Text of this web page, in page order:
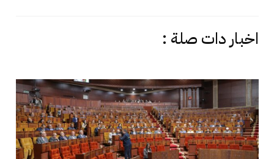
اخبار دات صلة :